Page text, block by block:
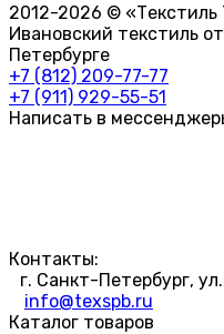
2012-2026 ©
Ивановский текстиль
Петербурге
+7 (812) 209-77-77
+7 (911) 929-55-51
Написать в
Контакты:
г. Санкт-Петербург,
info@texspb.ru
Каталог товаров